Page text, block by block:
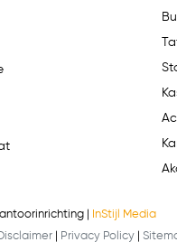
|
InStijl Media
Privacy Policy